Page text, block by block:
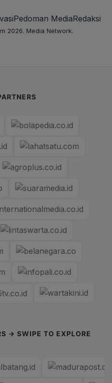
Pedoman MediaRedaksi
2026. Media Network.
→ SWIPE TO EXPLORE